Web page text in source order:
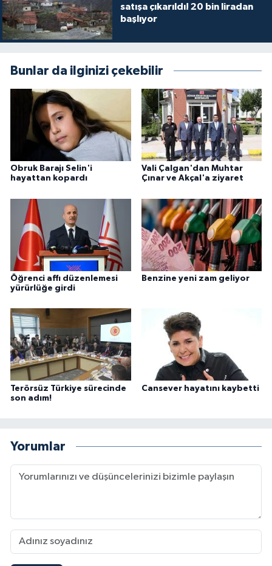
satışa çıkarıldı! 20 bin liradan
başlıyor
Bunlar da ilginizi çekebilir
Obruk Barajı Selin'i
hayattan kopardı
Vali Çalgan'dan Muhtar
Çınar ve Akçal'a ziyaret
Öğrenci affı düzenlemesi
yürürlüğe girdi
Benzine yeni zam geliyor
Terörsüz Türkiye sürecinde
son adım!
Cansever hayatını kaybetti
Yorumlar